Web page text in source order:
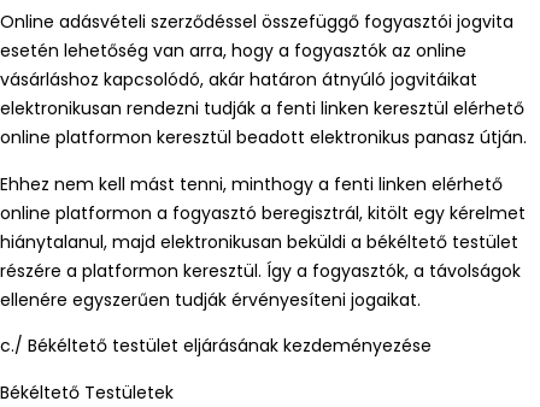
Online adásvételi szerződéssel összefüggő fogyasztói jogvita
esetén lehetőség van arra, hogy a fogyasztók az online
vásárláshoz kapcsolódó, akár határon átnyúló jogvitáikat
elektronikusan rendezni tudják a fenti linken keresztül elérhető
online platformon keresztül beadott elektronikus panasz útján.
Ehhez nem kell mást tenni, minthogy a fenti linken elérhető
online platformon a fogyasztó beregisztrál, kitölt egy kérelmet
hiánytalanul, majd elektronikusan beküldi a békéltető testület
részére a platformon keresztül. Így a fogyasztók, a távolságok
ellenére egyszerűen tudják érvényesíteni jogaikat.
c./ Békéltető testület eljárásának kezdeményezése
Békéltető Testületek